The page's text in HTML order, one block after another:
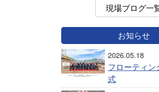
現場ブログ一
お知らせ
2026.05.18
フローティ
式